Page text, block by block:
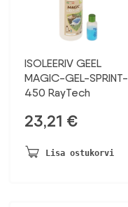
ISOLEERIV GEEL
MAGIC-GEL-SPRINT-
450 RayTech
23,21 €
Lisa ostukorvi